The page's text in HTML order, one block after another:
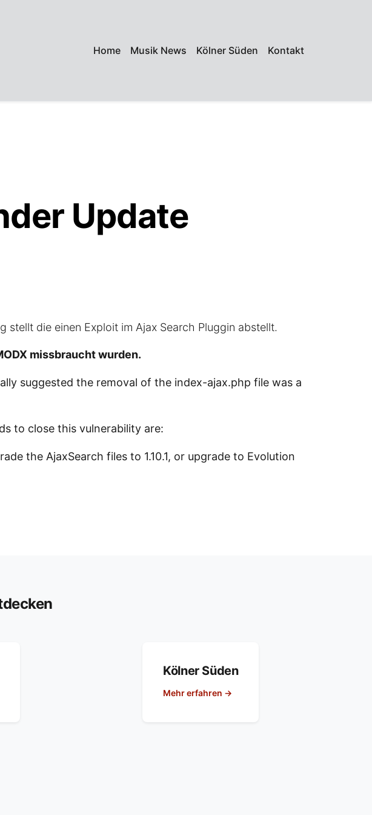
Home Musik News Kölner Süden Kontakt
Update
stellt die einen Exploit im Ajax Search Pluggin abstellt.
missbraucht wurden.
suggested the removal of the index-ajax.php file was a
to close this vulnerability are:
the AjaxSearch files to 1.10.1, or upgrade to Evolution
Kölner Süden
Mehr erfahren →